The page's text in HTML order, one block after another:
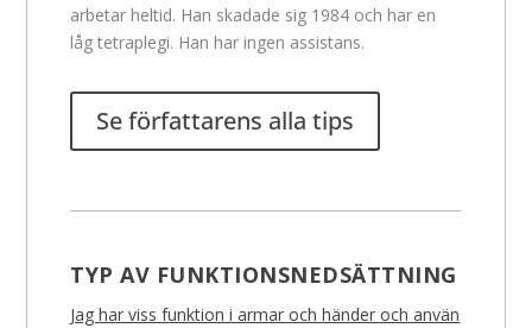
arbetar heltid. Han skadade sig 1984 och har en
låg tetraplegi. Han har ingen assistans.
Se författarens alla tips
TYP AV FUNKTIONSNEDSÄTTNING
Jag har viss funktion i armar och händer och använ